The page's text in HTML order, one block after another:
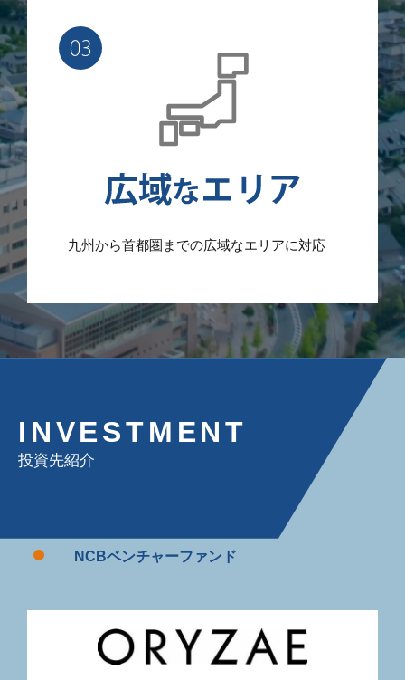
九州から首都圏までの広域なエリアに対応
INVESTMENT
投資先紹介
NCBベンチャーファンド